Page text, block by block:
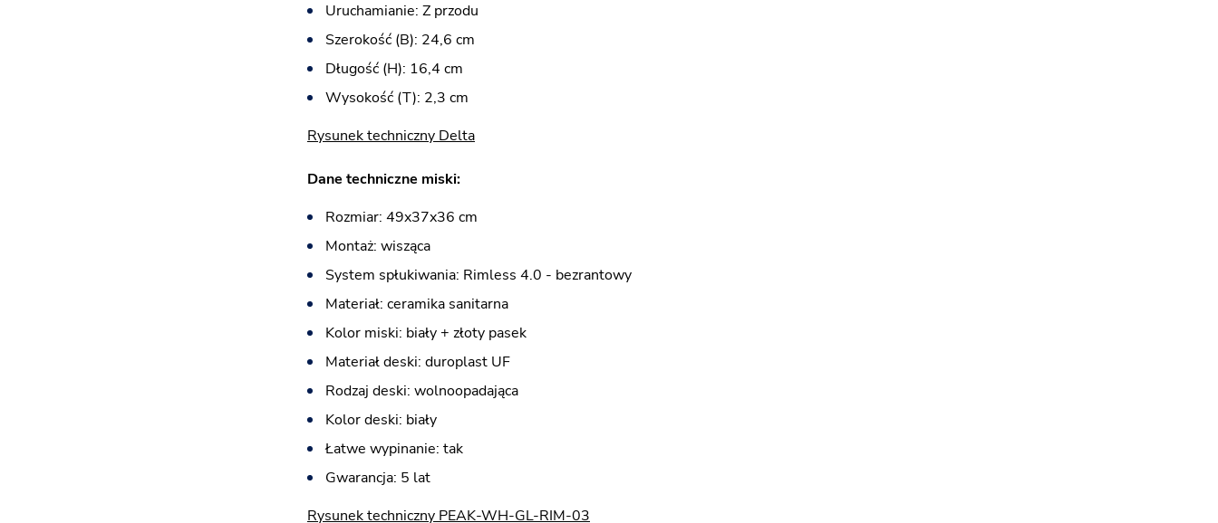
Uruchamianie: Z przodu
Szerokość (B): 24,6 cm
Długość (H): 16,4 cm
Wysokość (T): 2,3 cm
Rysunek techniczny Delta
Dane techniczne miski:
Rozmiar: 49x37x36 cm
Montaż: wisząca
System spłukiwania: Rimless 4.0 - bezrantowy
Materiał: ceramika sanitarna
Kolor miski: biały + złoty pasek
Materiał deski: duroplast UF
Rodzaj deski: wolnoopadająca
Kolor deski: biały
Łatwe wypinanie: tak
Gwarancja: 5 lat
Rysunek techniczny PEAK-WH-GL-RIM-03